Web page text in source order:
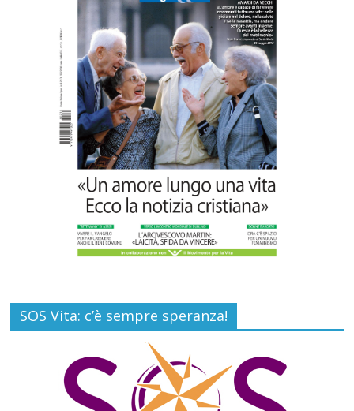
Paolo VI, un santo che canta la bellezza
della vita
6 Agosto 2026 Commenti disabilitati
SOS Vita: c’è sempre speranza!